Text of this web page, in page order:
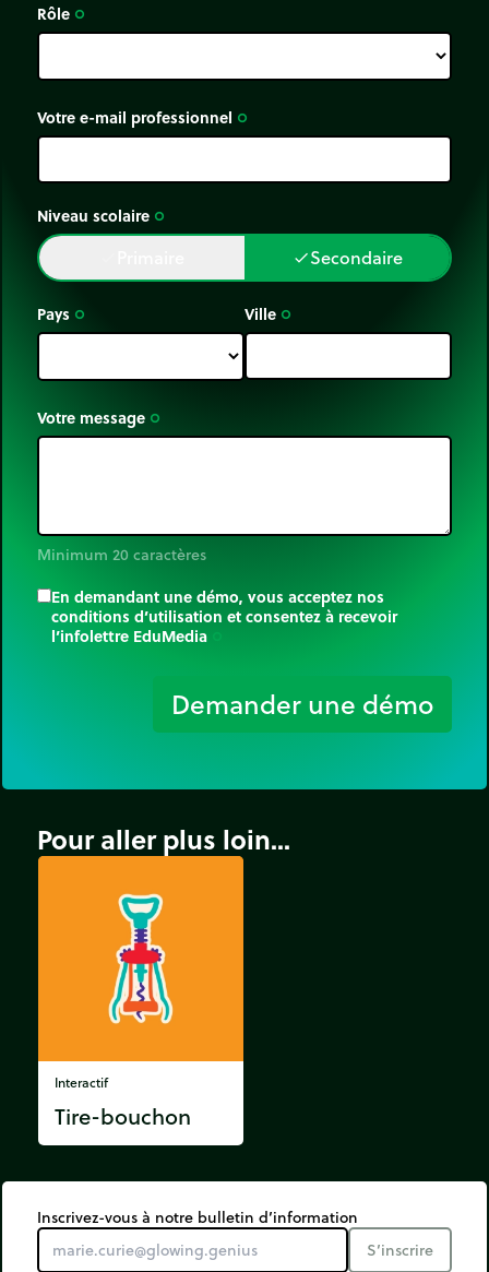
Rôle trip_origin
Votre e-mail professionnel trip_origin
Niveau scolaire trip_origin
doneSecondaire
Pays trip_origin Ville trip_origin
Votre message trip_origin
Minimum 20 caractères
En demandant une démo, vous acceptez nos
conditions d’utilisation et consentez à recevoir
l’infolettre EduMedia
Demander une démo
Pour aller plus loin...
Interactif
Tire-bouchon
Inscrivez-vous à notre bulletin d’information
S’inscrire